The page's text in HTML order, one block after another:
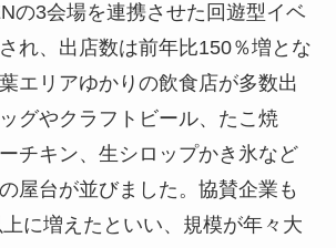
の3会場を連携させた回遊型イベ
れ、出店数は前年比150％増とな
エリアゆかりの飲食店が多数出
グやクラフトビール、たこ焼
チキン、生シロップかき氷など
屋台が並びました。協賛企業も
に増えたといい、規模が年々大